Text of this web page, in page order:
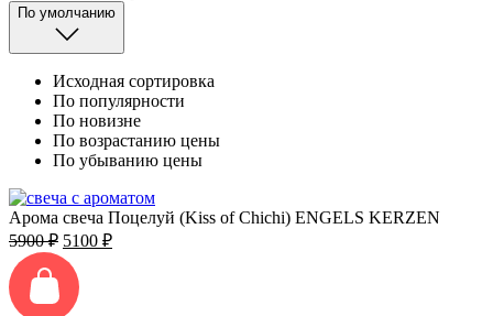
По умолчанию
Исходная сортировка
По популярности
По новизне
По возрастанию цены
По убыванию цены
Арома свеча Поцелуй (Kiss of Chichi) ENGELS KERZEN
5900₽ Первоначальная
цена
составляла
5900 ₽.
5100 ₽Текущая